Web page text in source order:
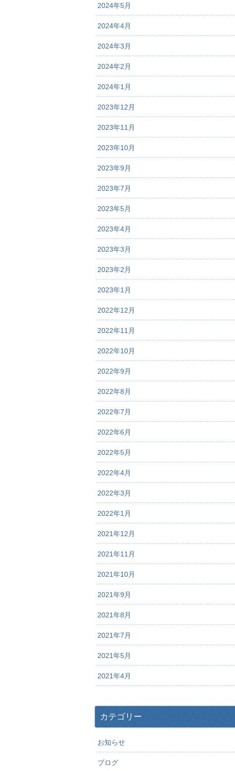
2024年5月
2024年4月
2024年3月
2024年2月
2024年1月
2023年12月
2023年11月
2023年10月
2023年9月
2023年7月
2023年5月
2023年4月
2023年3月
2023年2月
2023年1月
2022年12月
2022年11月
2022年10月
2022年9月
2022年8月
2022年7月
2022年6月
2022年5月
2022年4月
2022年3月
2022年1月
2021年12月
2021年11月
2021年10月
2021年9月
2021年8月
2021年7月
2021年5月
2021年4月
カテゴリー
お知らせ
ブログ